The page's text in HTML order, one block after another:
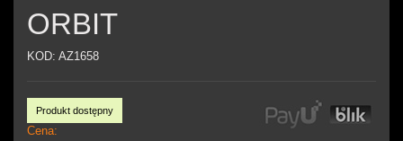
ORBIT
KOD: AZ1658
Produkt dostępny
Cena: